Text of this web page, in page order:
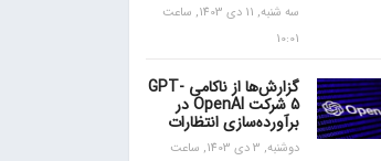
سه شنبه, 11 دی 1403, ساعت
10:01
گزارش‌ها از ناکامی GPT-
5 شرکت OpenAI در
برآورده‌سازی انتظارات
دوشنبه, 3 دی 1403, ساعت